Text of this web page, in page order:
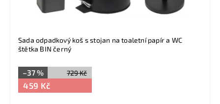
Sada odpadkový koš s stojan na toaletní papír a WC
štětka BIN černý
729 Kč
–37 %
459 Kč